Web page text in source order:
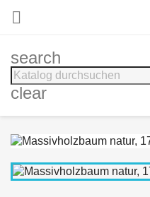

search
clear